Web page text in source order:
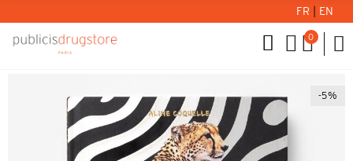
FR EN
0
-5%